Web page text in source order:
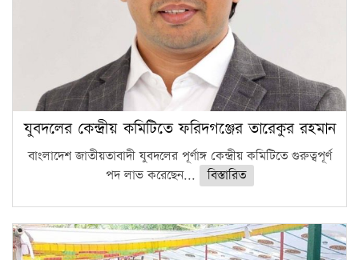
যুবদলের কেন্দ্রীয় কমিটিতে ফরিদগঞ্জের তারেকুর রহমান
বাংলাদেশ জাতীয়তাবাদী যুবদলের পূর্ণাঙ্গ কেন্দ্রীয় কমিটিতে গুরুত্বপূর্ণ
পদ লাভ করেছেন...
বিস্তারিত